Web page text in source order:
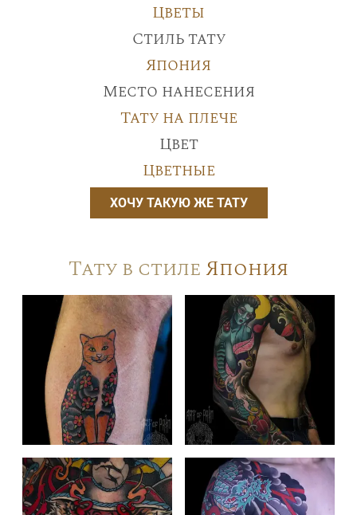
Цветы
Стиль тату
Япония
Место нанесения
Тату на плече
Цвет
Цветные
ХОЧУ ТАКУЮ ЖЕ ТАТУ
Тату в стилеЯпония